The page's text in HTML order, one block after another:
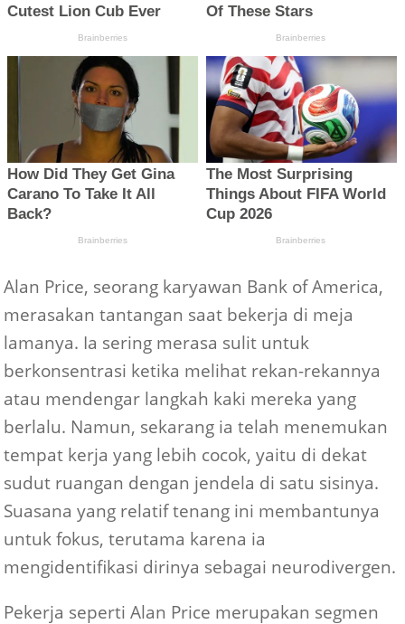
Alan Price, seorang karyawan Bank of America,
merasakan tantangan saat bekerja di meja
lamanya. Ia sering merasa sulit untuk
berkonsentrasi ketika melihat rekan-rekannya
atau mendengar langkah kaki mereka yang
berlalu. Namun, sekarang ia telah menemukan
tempat kerja yang lebih cocok, yaitu di dekat
sudut ruangan dengan jendela di satu sisinya.
Suasana yang relatif tenang ini membantunya
untuk fokus, terutama karena ia
mengidentifikasi dirinya sebagai neurodivergen.
Pekerja seperti Alan Price merupakan segmen